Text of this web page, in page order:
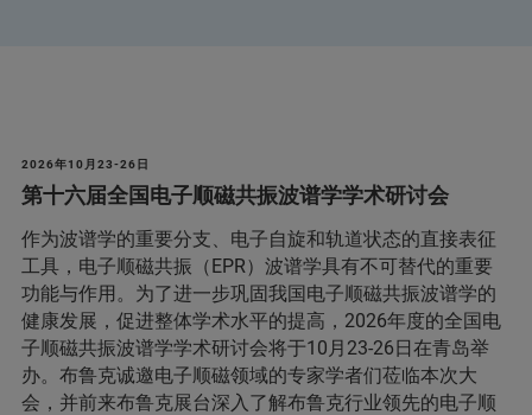
2026年10月23-26日
第十六届全国电子顺磁共振波谱学学术研讨会
作为波谱学的重要分支、电子自旋和轨道状态的直接表征
工具，电子顺磁共振（EPR）波谱学具有不可替代的重要
功能与作用。为了进一步巩固我国电子顺磁共振波谱学的
健康发展，促进整体学术水平的提高，2026年度的全国电
子顺磁共振波谱学学术研讨会将于10月23-26日在青岛举
办。布鲁克诚邀电子顺磁领域的专家学者们莅临本次大
会，并前来布鲁克展台深入了解布鲁克行业领先的电子顺